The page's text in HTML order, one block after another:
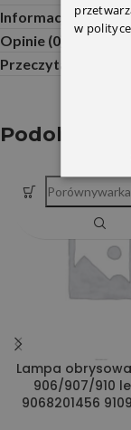
Informacje
Opinie (0)
Przeczytaj Przed
Podobne
Lampa
906/907/910
9068201456
Porównywarka
w